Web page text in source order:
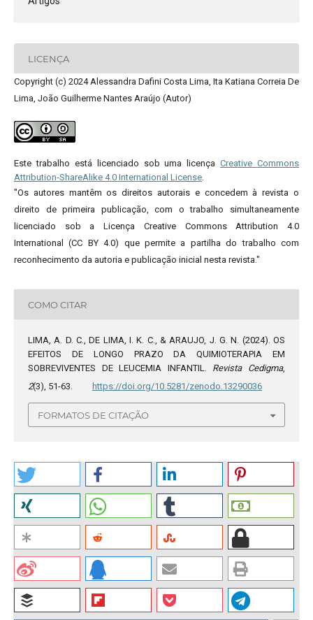
LICENÇA
Copyright (c) 2024 Alessandra Dafini Costa Lima, Ita Katiana Correia De
Lima, João Guilherme Nantes Araújo (Autor)
Este trabalho está licenciado sob uma licençaCreative Commons
Attribution-ShareAlike 4.0 International License.
"Os autores mantêm os direitos autorais e concedem à revista o
direito de primeira publicação, com o trabalho simultaneamente
licenciado sob a Licença Creative Commons Attribution 4.0
International (CC BY 4.0) que permite a partilha do trabalho com
reconhecimento da autoria e publicação inicial nesta revista."
COMO CITAR
LIMA, A. D. C., DE LIMA, I. K. C., & ARAUJO, J. G. N. (2024). OS
EFEITOS DE LONGO PRAZO DA QUIMIOTERAPIA EM
SOBREVIVENTES DE LEUCEMIA INFANTIL. Revista Cedigma,
2(3), 51-63. https://doi.org/10.5281/zenodo.13290036
FORMATOS DE CITAÇÃO